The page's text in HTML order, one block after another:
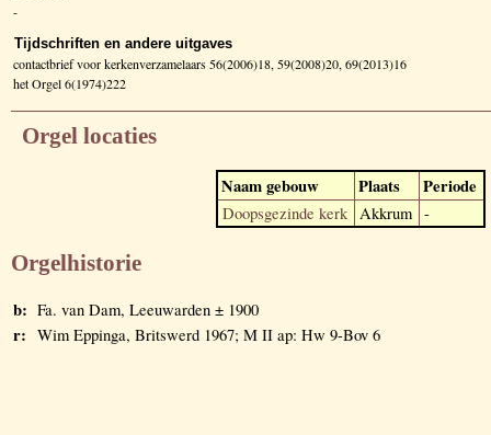
-
Tijdschriften en andere uitgaves
contactbrief voor kerkenverzamelaars 56(2006)18, 59(2008)20, 69(2013)16
het Orgel 6(1974)222
Orgel locaties
Naam gebouw Plaats Periode
Doopsgezinde kerk Akkrum -
Orgelhistorie
b: Fa. van Dam, Leeuwarden ± 1900
r: Wim Eppinga, Britswerd 1967; M II ap: Hw 9-Bov 6